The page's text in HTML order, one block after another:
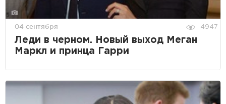
04 сентября 4947
Леди в черном. Новый выход Меган
Маркл и принца Гарри